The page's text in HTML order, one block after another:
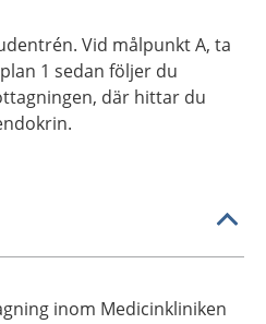
Vid målpunkt A, ta
1 sedan följer du
där hittar du
inom Medicinkliniken